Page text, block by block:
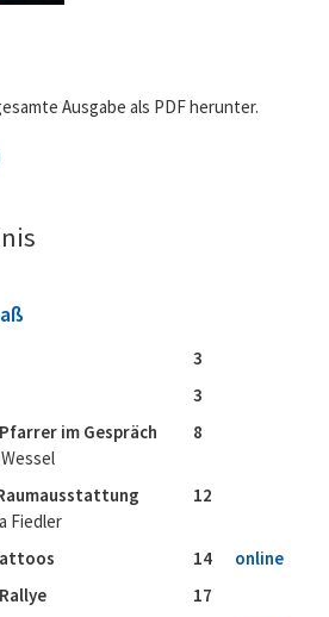
Ausgabe als PDF herunter.
3
3
im Gespräch
8
Fiedler
12
14
online
17